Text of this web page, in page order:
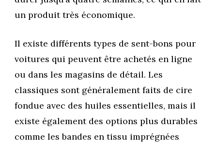
un produit très économique.
Il existe différents types de sent-bons pour
voitures qui peuvent être achetés en ligne
ou dans les magasins de détail. Les
classiques sont généralement faits de cire
fondue avec des huiles essentielles, mais il
existe également des options plus durables
comme les bandes en tissu imprégnées